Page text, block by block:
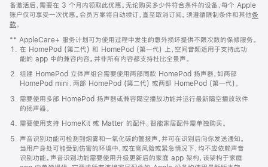
备激活后，需要在 3 个月内领取此优惠。无论购买多少件符合条件的设备，每个 Apple
账户仅可享受一次优惠。会员方案将自动续订，直至取消订阅。须遵循限制条件和其他条
款。
窗
口
中
打
开)
** AppleCare+ 服务计划可为使用过程中发生的意外损坏提供不限次数的保修服务。
在 HomePod (第二代) 和 HomePod (第一代) 上，空间音频适用于支持此功
能的 app 中的兼容内容。并非所有内容都支持杜比全景声。
组建 HomePod 立体声组合需要使用两部同款 HomePod 扬声器，如两部
HomePod mini、两部 HomePod (第二代) 或两部 HomePod (第一代)。
需要使用多部 HomePod 扬声器或兼容隔空播放功能并运行最新隔空播放软件
的扬声器。
需要使用支持 HomeKit 或 Matter 的配件。智能家居配件需单独购买。
声音识别功能可检测到烟雾和一氧化碳的警报声，并可在识别后向你发送通知。
当用户身处可能受到伤害的环境中，或在高风险或紧急情况下，均不应依赖声音
识别功能。声音识别功能需要使用升级更新后的家庭 app 架构，该架构于家庭